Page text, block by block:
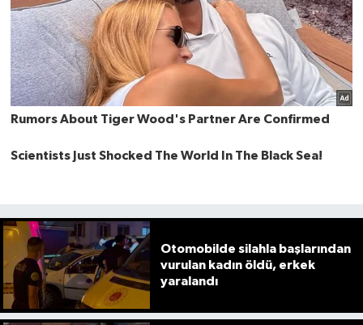
Otomobilde silahla başlarından
vurulan kadın öldü, erkek
yaralandı